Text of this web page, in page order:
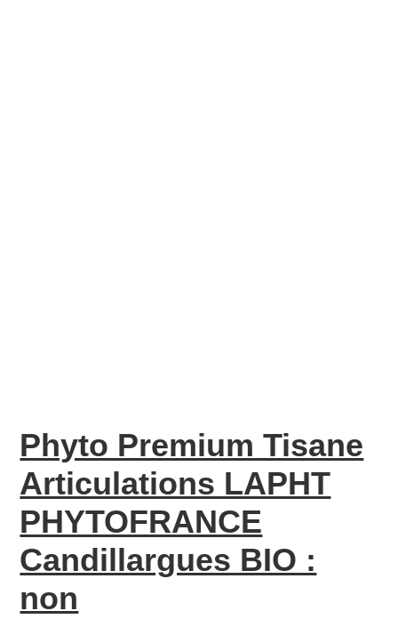
Phyto Premium Tisane
Articulations LAPHT
PHYTOFRANCE
Candillargues BIO :
non